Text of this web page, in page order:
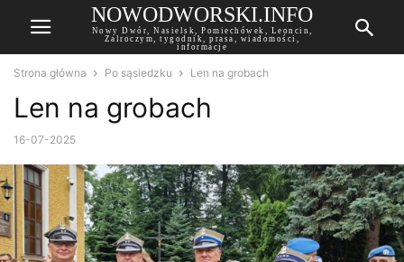
NOWODWORSKI.INFO
Nowy Dwór, Nasielsk, Pomiechówek, Leoncin,
Zalroczym, tygodnik, prasa, wiadomości,
informacje
Strona główna Po sąsiedzku Len na grobach
Len na grobach
16-07-2025